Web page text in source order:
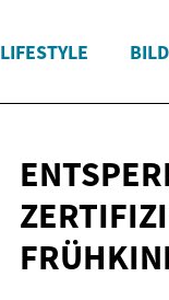
LIFESTYLE